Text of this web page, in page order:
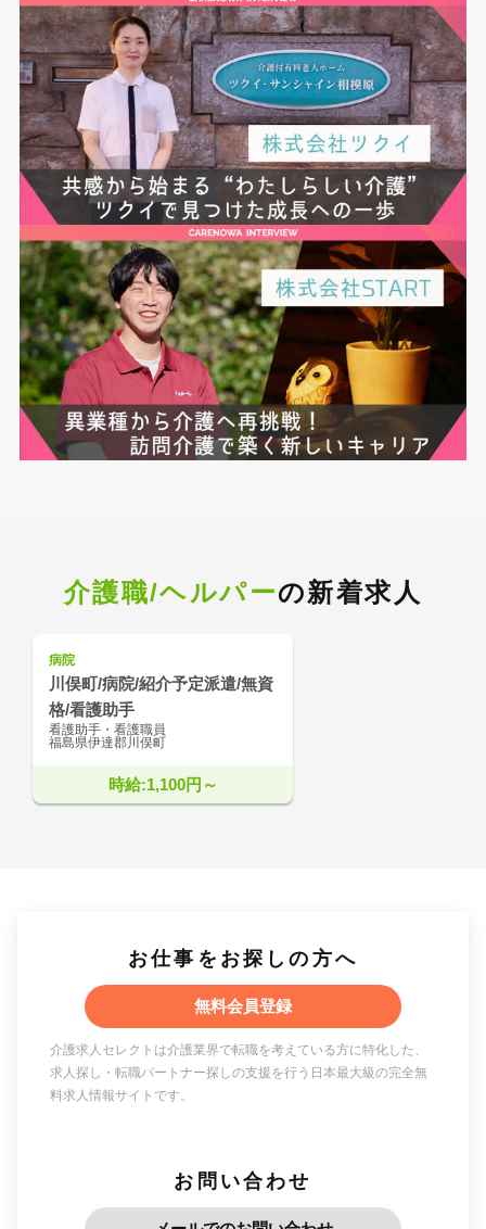
介護職/ヘルパーの新着求人
病院
川俣町/病院/紹介予定派遣/無資
格/看護助手
看護助手・看護職員
福島県伊達郡川俣町
時給:1,100円～
お仕事をお探しの方へ
無料会員登録
介護求人セレクトは介護業界で転職を考えている方に特化した、
求人探し・転職パートナー探しの支援を行う日本最大級の完全無
料求人情報サイトです。
お問い合わせ